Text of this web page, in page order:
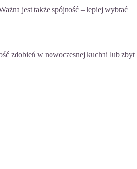
jest także spójność – lepiej wybrać
zdobień w nowoczesnej kuchni lub zbyt